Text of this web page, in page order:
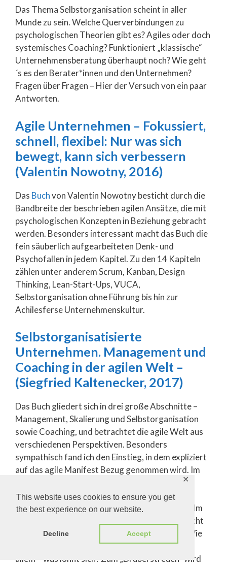
This website uses cookies to ensure you get
the best experience on our website.
Decline Accept
✕
Das Thema Selbstorganisation scheint in aller
Munde zu sein. Welche Querverbindungen zu
psychologischen Theorien gibt es? Agiles oder doch
systemisches Coaching? Funktioniert „klassische“
Unternehmensberatung überhaupt noch? Wie geht
´s es den Berater*innen und den Unternehmen?
Fragen über Fragen – Hier der Versuch von ein paar
Antworten.
Agile Unternehmen – Fokussiert,
schnell, flexibel: Nur was sich
bewegt, kann sich verbessern
(Valentin Nowotny, 2016)
Das Buchvon Valentin Nowotny besticht durch die
Bandbreite der beschrieben agilen Ansätze, die mit
psychologischen Konzepten in Beziehung gebracht
werden. Besonders interessant macht das Buch die
fein säuberlich aufgearbeiteten Denk- und
Psychofallen in jedem Kapitel. Zu den 14 Kapiteln
zählen unter anderem Scrum, Kanban, Design
Thinking, Lean-Start-Ups, VUCA,
Selbstorganisation ohne Führung bis hin zur
Achilesferse Unternehmenskultur.
Selbstorganisatisierte
Unternehmen. Management und
Coaching in der agilen Welt –
(Siegfried Kaltenecker, 2017)
Das Buch gliedert sich in drei große Abschnitte –
Management, Skalierung und Selbstorganisation
sowie Coaching, und betrachtet die agile Welt aus
verschiedenen Perspektiven. Besonders
sympathisch fand ich den Einstieg, in dem expliziert
auf das agile Manifest Bezug genommen wird. Im
Missverständisse zu klären und befasst sich mit
Mythen und Realitäten der Selbstorganisation. Im
zweiten Abschnitt befasst sich der Autor mit nicht
weniger als 44 Fallbeispielen, und den Fragen: Wie
gehen verschiedene Unternehmen vor und -vor
allem – was lohnt sich? Zum „Drüberstreuen“ wird